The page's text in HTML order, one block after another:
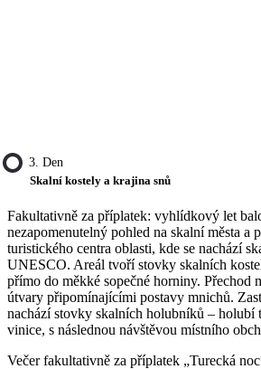
3. Den
Skalní kostely a krajina snů
Fakultativně za příplatek: vyhlídkový let
nezapomenutelný pohled na skalní města
turistického centra oblasti, kde se nachází
UNESCO. Areál tvoří stovky skalních
přímo do měkké sopečné horniny. Přechod
útvary připomínajícími postavy mnichů.
nachází stovky skalních holubníků –
vinice, s následnou návštěvou místního
Večer fakultativně za příplatek „Turecká